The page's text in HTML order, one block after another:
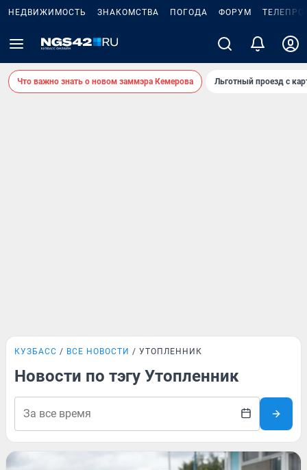
НЕДВИЖИМОСТЬ ЗНАКОМСТВА ПОГОДА ФОРУМ
Что важно знать о новом заммэра Кемерова Льготный проезд с
КУЗБАСС ВСЕ НОВОСТИ УТОПЛЕННИК
Новости по тэгу Утопленник